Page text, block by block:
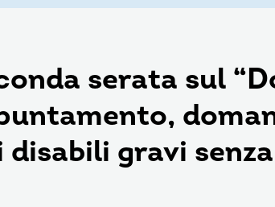
serata sul
gravi